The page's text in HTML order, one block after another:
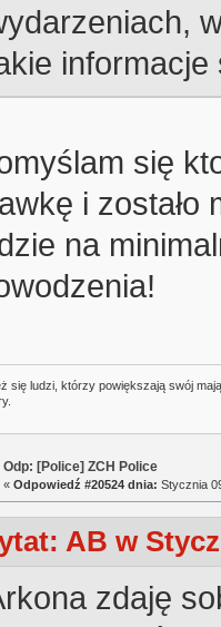
informacje
się
i zostało
na
się ludzi, którzy powiększają swój
Odp: [Police] ZCH Police
« Odpowiedź #20524 dnia: Stycznia
AB w
zdaję